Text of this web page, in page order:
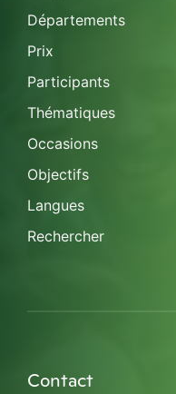
Départements
Prix
Participants
Thématiques
Occasions
Objectifs
Langues
Rechercher
Contact